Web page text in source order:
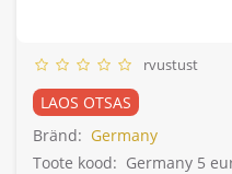
rvustust
LAOS OTSAS
Bränd: Germany
Toote kood: Germany 5